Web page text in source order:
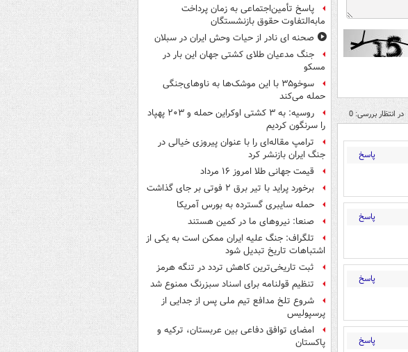
در انتظار بررسی: 0
پاسخ
پاسخ
پاسخ
پاسخ
پاسخ تأمین‌اجتماعی به زمان پرداخت
مابه‌التفاوت حقوق بازنشستگان
صحنه ای نادر از حیات وحش ایران در سبلان
جنگ مدعیان طلای کشتی جهان این بار در
مسکو
سوخو۳۵ با این موشک‌ها به ناوهای‌جنگی
حمله می‌کند
روسیه: به ۳ کشتی اوکراین حمله و ۲۰۳ پهپاد
را سرنگون کردیم
ترامپ مقاله‌ای را با عنوان پیروزی خیالی در
جنگ ایران بازنشر کرد
قیمت جهانی طلا امروز ۱۶ مرداد
برخورد پراید با تیر برق ۲ فوتی بر جای گذاشت
حمله سایبری گسترده به بورس آمریکا
صنعا: نیروهای ما در کمین‌ هستند
تلگراف: جنگ علیه ایران ممکن است به یکی از
اشتباهات تاریخ تبدیل شود
ثبت تاریخی‌ترین کاهش تردد در تنگه هرمز
تنظیم قولنامه برای اسناد سبزرنگ ممنوع شد
شروع تلخ مدافع تیم ملی پس از جدایی از
پرسپولیس
امضای توافق دفاعی بین عربستان، ترکیه و
پاکستان